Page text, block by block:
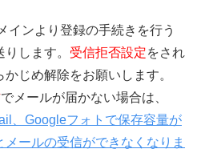
インより登録の手続きを行う
します。 受信拒否設定をされ
じめ解除をお願いします。
でメールが届かない場合は、
、Googleフォトで保存容量が
メールの受信ができなくなりま